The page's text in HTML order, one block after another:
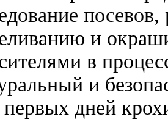
и
в
и
первых дней